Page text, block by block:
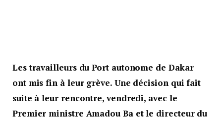
Les travailleurs du Port autonome de Dakar
ont mis fin à leur grève. Une décision qui fait
suite à leur rencontre, vendredi, avec le
Premier ministre Amadou Ba et le directeur du